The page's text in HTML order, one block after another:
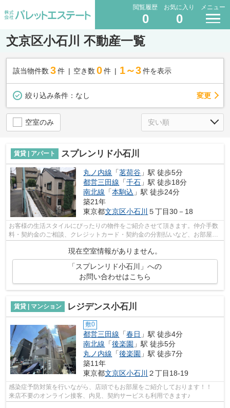
閲覧履歴
0
お気に入り
0
メニュー
文京区小石川 不動産一覧
該当物件数 3件 空き数 0 件 1～3 件を表示
絞り込み条件： なし 変更
空室のみ
賃貸 | アパート スプレンリド小石川
丸ノ内線 「茗荷谷 」駅 徒歩5分
都営三田線 「千石 」駅 徒歩18分
南北線 「本駒込 」駅 徒歩24分
築21年
東京都文京区小石川 ５丁目30－18
お客様の生活スタイルにぴったりの物件をご紹介させて頂きます。仲介手数
料・契約金のご相談、クレジットカード・契約金の分割払いなど、お部屋探
しのことならどんなことでも、まずは...
現在空室情報がありません。
「スプレンリド小石川」への
お問い合わせはこちら
賃貸 | マンション レジデンス小石川
敷0
都営三田線 「春日 」駅 徒歩4分
南北線 「後楽園 」駅 徒歩5分
丸ノ内線 「後楽園 」駅 徒歩7分
築11年
東京都文京区小石川 ２丁目18-19
感染症予防対策を行いながら、店頭でもお部屋をご紹介しております！！
来店不要のオンライン接客、内見、契約サービスも利用できます♪